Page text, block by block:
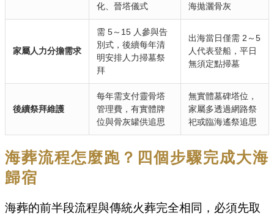
化、晉塔儀式
海拋灑骨灰
家屬人力分擔需求
需 5～15 人參與告
別式，後續每年清
明安排人力掃墓祭
拜
出海當日僅需 2～5
人代表登船，平日
無須定點掃墓
後續祭拜維護
每年需支付靈骨塔
管理費，有實體牌
位與骨灰罐供追思
無實體墓碑塔位，
家屬多透過網路祭
祀或臨海遙祭追思
海葬流程怎麼跑？四個步驟完成大海
歸宿
海葬的前半段流程與傳統火葬完全相同，必須先取